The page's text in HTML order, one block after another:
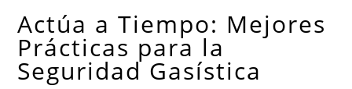
Actúa a Tiempo: Mejores
Prácticas para la
Seguridad Gasística